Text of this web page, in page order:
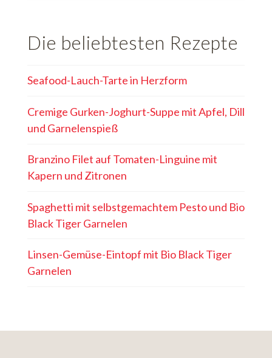
Die beliebtesten Rezepte
Seafood-Lauch-Tarte in Herzform
Cremige Gurken-Joghurt-Suppe mit Apfel, Dill
und Garnelenspieß
Branzino Filet auf Tomaten-Linguine mit
Kapern und Zitronen
Spaghetti mit selbstgemachtem Pesto und Bio
Black Tiger Garnelen
Linsen-Gemüse-Eintopf mit Bio Black Tiger
Garnelen